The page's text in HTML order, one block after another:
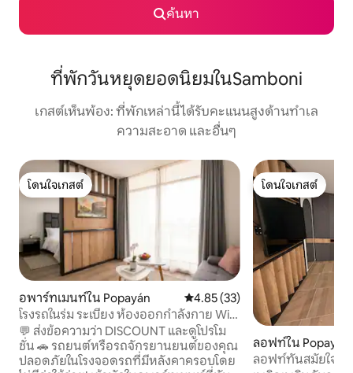
ค้นหา
ที่พักวันหยุดยอดนิยมในSamboni
เกสต์เห็นพ้อง: ที่พักเหล่านี้ได้รับคะแนนสูงด้านทำเล
ความสะอาด และอื่นๆ
โดนใจเกสต์
โดนใจเกสต์
อพาร์ทเมนท์ใน Popayán คะแนนเฉลี่ย 4.85 จาก 5, 33 รีวิว
4.85 (33)
โรงรถในร่ม ระเบียง ห้องออกกำลังกาย WiFi
และสมาร์ทล็อก
💬 ส่งข้อความว่า DISCOUNT และดูโปรโม
ชั่น 🚗 รถยนต์หรือรถจักรยานยนต์ของคุณ
ปลอดภัยในโรงจอดรถที่มีหลังคาครอบโดย
โดนใจเกสต์
โดนใจเกสต์
ลอฟท์ใน Popayán
ลอฟท์ทันสมัยใจกล